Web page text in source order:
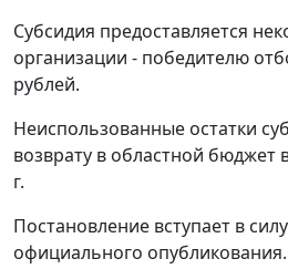
Субсидия предоставляется
организации - победителю
рублей.
Неиспользованные остатки
возврату в областной бюджет
г.
Постановление вступает в
официального опубликования.